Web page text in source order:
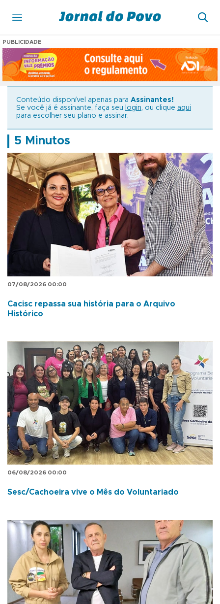
PUBLICIDADE
Conteúdo disponível apenas para Assinantes!
Se você já é assinante, faça seu
login, ou clique aqui
para escolher seu plano e assinar.
5 Minutos
07/08/2026 00:00
Cacisc repassa sua história para o Arquivo
Histórico
06/08/2026 00:00
Sesc/Cachoeira vive o Mês do Voluntariado